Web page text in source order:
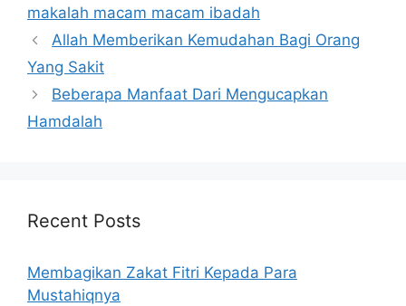
makalah macam macam ibadah
Allah Memberikan Kemudahan Bagi Orang
Yang Sakit
Beberapa Manfaat Dari Mengucapkan
Hamdalah
Recent Posts
Membagikan Zakat Fitri Kepada Para
Mustahiqnya